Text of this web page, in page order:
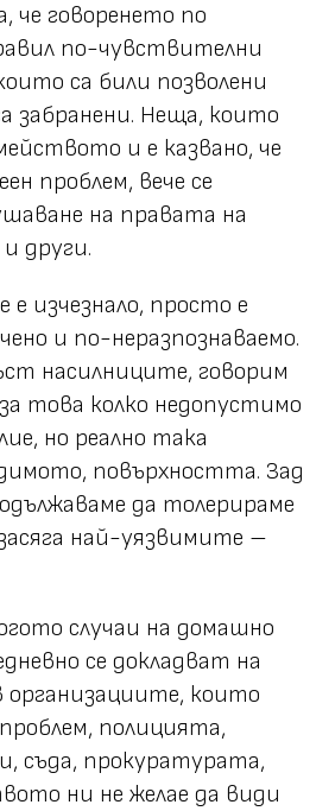
че говоренето по
по-чувствителни
са били позволени
забранени. Неща, които
и е казвано, че
проблем, вече се
на правата на
други.
е изчезнало, просто е
и по-неразпознаваемо.
насилниците, говорим
това колко недопустимо
но реално така
повърхността. Зад
да толерираме
най-уязвимите –
случаи на домашно
се докладват на
които
полицията,
съда, прокуратурата,
ни не желае да види